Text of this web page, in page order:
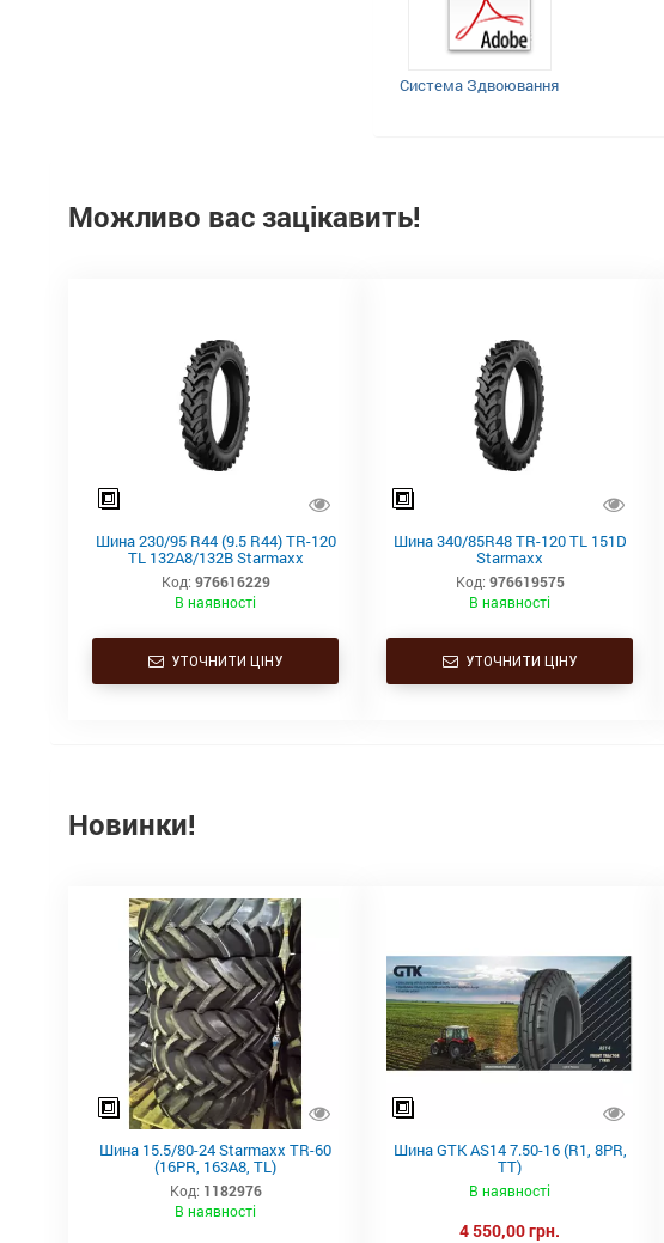
Система Здвоювання
Можливо вас зацікавить!
Шина 230/95 R44 (9.5 R44) TR-120
TL 132A8/132B Starmaxx
Код: 976616229
В наявності
УТОЧНИТИ ЦІНУ
Шина 340/85R48 TR-120 TL 151D
Starmaxx
Код: 976619575
В наявності
УТОЧНИТИ ЦІНУ
Новинки!
Шина 15.5/80-24 Starmaxx TR-60
(16PR, 163A8, TL)
Код: 1182976
В наявності
Шина GTK AS14 7.50-16 (R1, 8PR,
TT)
В наявності
4 550,00 грн.